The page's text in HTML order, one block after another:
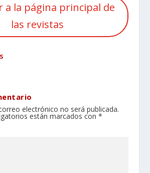
a la página principal de
las revistas
electrónico no será publicada.
están marcados con *